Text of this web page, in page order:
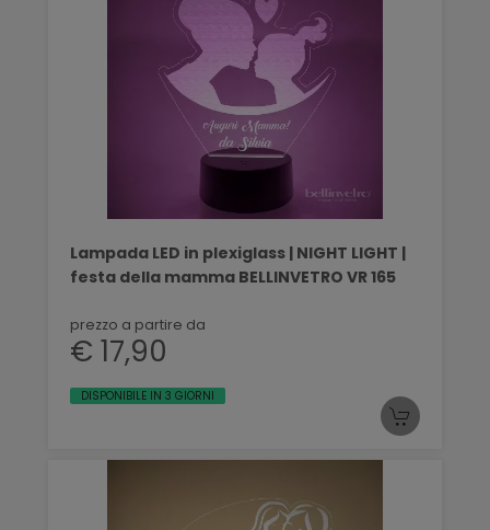
Lampada LED in plexiglass | NIGHT LIGHT |
festa della mamma BELLINVETRO VR 165
prezzo a partire da
€ 17,90
DISPONIBILE IN 3 GIORNI